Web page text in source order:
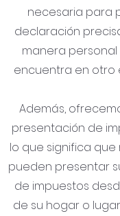
necesaria para
declaración
manera personal
encuentra en otro
Además,
presentación de
lo que significa
pueden presentar
de impuestos
de su hogar o